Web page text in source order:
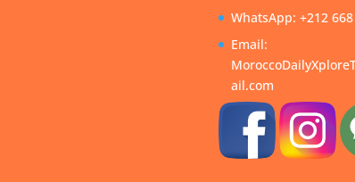
WhatsApp: +212
Email:
ail.com